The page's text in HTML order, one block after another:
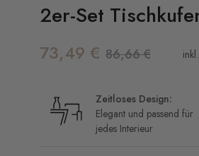
2er-Set
73,49 € 86,66€
Zeitloses Design:
Elegant und passend für
jedes Interieur